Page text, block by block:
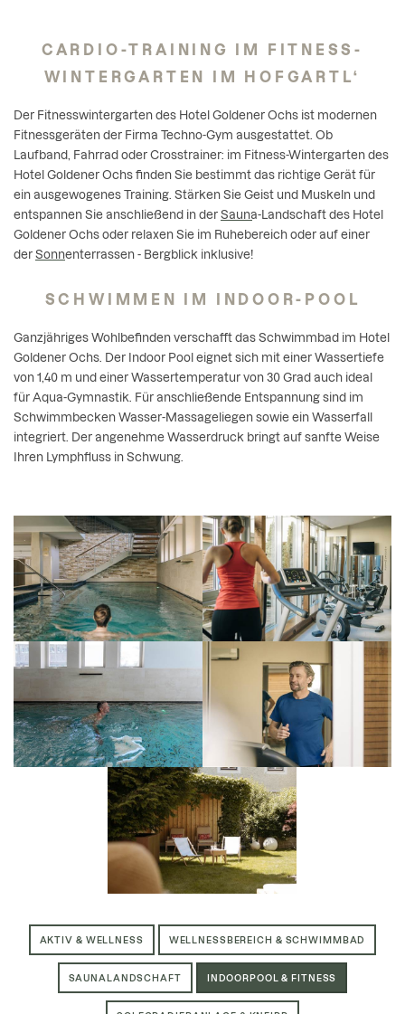
CARDIO-TRAINING IM FITNESS-
WINTERGARTEN IM HOFGARTL‘
Der Fitnesswintergarten des Hotel Goldener Ochs ist modernen
Fitnessgeräten der Firma Techno-Gym ausgestattet. Ob
Laufband, Fahrrad oder Crosstrainer: im Fitness-Wintergarten des
Hotel Goldener Ochs finden Sie bestimmt das richtige Gerät für
ein ausgewogenes Training. Stärken Sie Geist und Muskeln und
entspannen Sie anschließend in der Sauna-Landschaft des Hotel
Goldener Ochs oder relaxen Sie im Ruhebereich oder auf einer
der Sonnenterrassen - Bergblick inklusive!
SCHWIMMEN IM INDOOR-POOL
Ganzjähriges Wohlbefinden verschafft das Schwimmbad im Hotel
Goldener Ochs. Der Indoor Pool eignet sich mit einer Wassertiefe
von 1,40 m und einer Wassertemperatur von 30 Grad auch ideal
für Aqua-Gymnastik. Für anschließende Entspannung sind im
Schwimmbecken Wasser-Massageliegen sowie ein Wasserfall
integriert. Der angenehme Wasserdruck bringt auf sanfte Weise
Ihren Lymphfluss in Schwung.
AKTIV & WELLNESS WELLNESSBEREICH & SCHWIMMBAD
SAUNALANDSCHAFT INDOORPOOL & FITNESS